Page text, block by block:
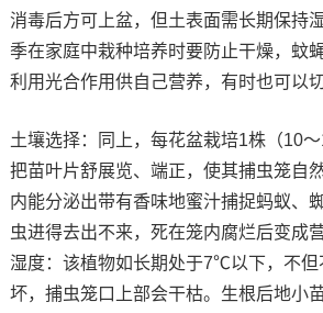
消毒后方可上盆，但土表面需长期保持
季在家庭中栽种培养时要防止干燥，蚊
利用光合作用供自己营养，有时也可以
土壤选择：同上，每花盆栽培1株（10～
把苗叶片舒展览、端正，使其捕虫笼自
内能分泌出带有香味地蜜汁捕捉蚂蚁、
虫进得去出不来，死在笼内腐烂后变成
湿度：该植物如长期处于7℃以下，不但
坏，捕虫笼口上部会干枯。生根后地小